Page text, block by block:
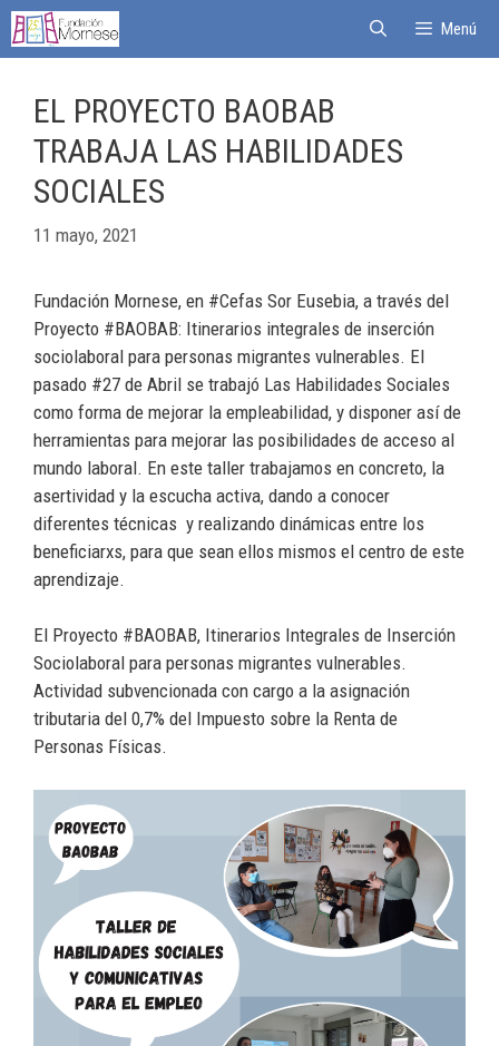
Menú
EL PROYECTO BAOBAB
TRABAJA LAS HABILIDADES
SOCIALES
11 mayo, 2021
Fundación Mornese, en #Cefas Sor Eusebia, a través del
Proyecto #BAOBAB: Itinerarios integrales de inserción
sociolaboral para personas migrantes vulnerables. El
pasado #27 de Abril se trabajó Las Habilidades Sociales
como forma de mejorar la empleabilidad, y disponer así de
herramientas para mejorar las posibilidades de acceso al
mundo laboral. En este taller trabajamos en concreto, la
asertividad y la escucha activa, dando a conocer
diferentes técnicas y realizando dinámicas entre los
beneficiarxs, para que sean ellos mismos el centro de este
aprendizaje.
El Proyecto #BAOBAB, Itinerarios Integrales de Inserción
Sociolaboral para personas migrantes vulnerables.
Actividad subvencionada con cargo a la asignación
tributaria del 0,7% del Impuesto sobre la Renta de
Personas Físicas.